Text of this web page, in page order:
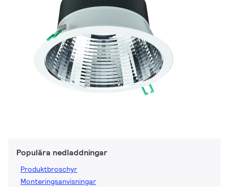
Populära nedladdningar
Produktbroschyr
Monteringsanvisningar